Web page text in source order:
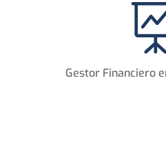
Gestor Financiero